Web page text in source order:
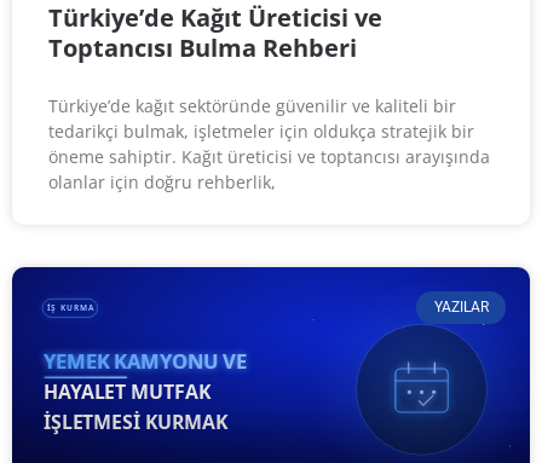
Türkiye’de Kağıt Üreticisi ve
Toptancısı Bulma Rehberi
Türkiye’de kağıt sektöründe güvenilir ve kaliteli bir
tedarikçi bulmak, işletmeler için oldukça stratejik bir
öneme sahiptir. Kağıt üreticisi ve toptancısı arayışında
olanlar için doğru rehberlik,
YAZILAR